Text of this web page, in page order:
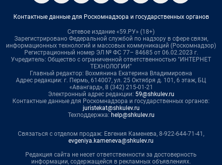
Контактные данные для Роскомнадзора и государственных органов
Сетевое издание «59.РУ» (18+)
Зарегистрировано Федеральной службой по надзору в сфере связи,
информационных технологий и массовых коммуникаций (Роскомнадзор)
Регистрационный номер ЭЛ № ФС 77– 84685 от 06.02.2023 г.
Учредитель: Общество с ограниченной ответственностью "ИНТЕРНЕТ
ТЕХНОЛОГИИ"
Главный редактор: Вохмянина Екатерина Владимировна
Адрес редакции: г. Пермь, 614007, ул. 25 Октября д. 101, 6 этаж, БЦ
«Авангард», 8 (342) 215-01-21
Электронный адрес редакции: 59@shkulev.ru
Контактные данные для Роскомнадзора и государственных органов:
juristekat@shkulev.ru
Техподдержка: help@shkulev.ru
Связаться с отделом продаж: Евгения Каменева, 8-922-644-71-41,
evgeniya.kameneva@shkulev.ru
Редакция сайта не несет ответственности за достоверность
информации, содержащейся в рекламных объявлениях.